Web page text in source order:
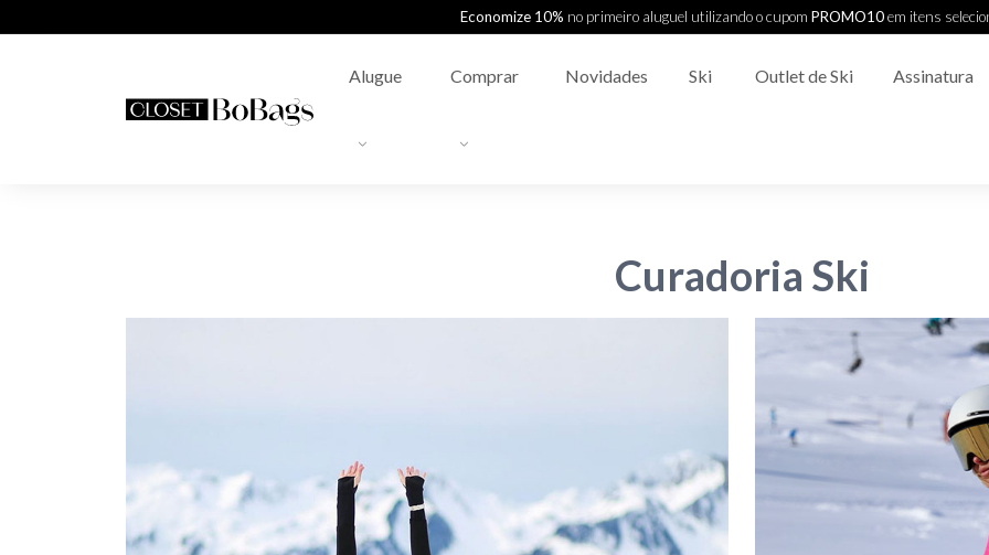
Economize 10% no primeiro aluguel utilizando o cupom PROMO10em itens
Alugue Comprar Novidades Ski Outlet de Ski Assinatura
Curadoria Ski